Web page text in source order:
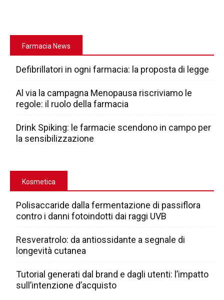
Farmacia News
Defibrillatori in ogni farmacia: la proposta di legge
Al via la campagna Menopausa riscriviamo le
regole: il ruolo della farmacia
Drink Spiking: le farmacie scendono in campo per
la sensibilizzazione
Kosmetica
Polisaccaride dalla fermentazione di passiflora
contro i danni fotoindotti dai raggi UVB
Resveratrolo: da antiossidante a segnale di
longevità cutanea
Tutorial generati dal brand e dagli utenti: l’impatto
sull’intenzione d’acquisto